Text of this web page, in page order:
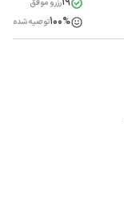
رزرو موفق
100%توصیه شده